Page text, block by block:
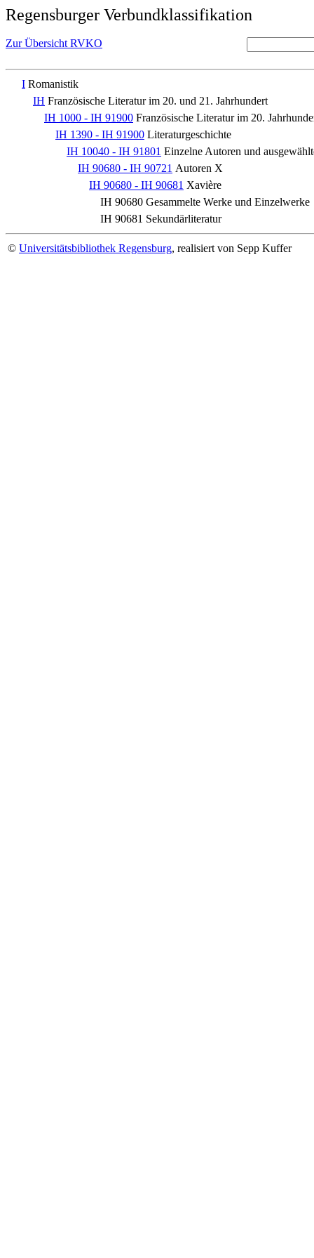
Regensburger Verbundklassifikation
Zur Übersicht RVKO
I Romanistik
IH Französische Literatur im 20. und 21. Jahrhundert
IH 1000 - IH 91900 Französische Literatur im 20.
IH 1390 - IH 91900 Literaturgeschichte
IH 10040 - IH 91801 Einzelne Autoren und
IH 90680 - IH 90721 Autoren X
IH 90680 - IH 90681 Xavière
IH 90680 Gesammelte Werke und Einzelwerke
IH 90681 Sekundärliteratur
© Universitätsbibliothek Regensburg, realisiert von Sepp Kuffer